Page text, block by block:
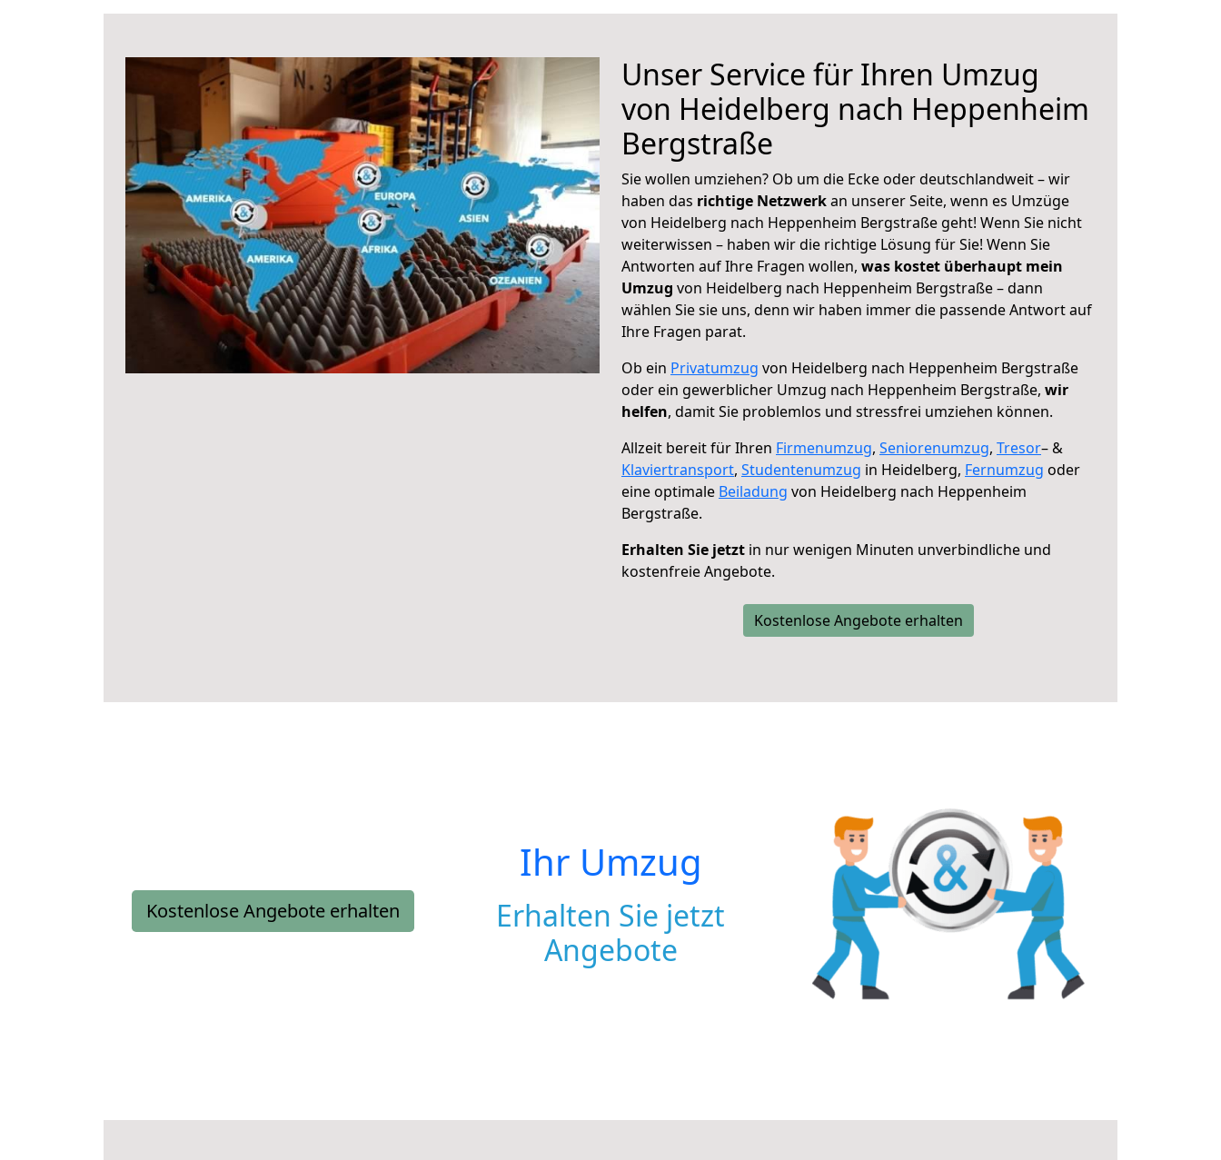
Unser Service für Ihren Umzug
von Heidelberg nach Heppenheim
Bergstraße
Sie wollen umziehen? Ob um die Ecke oder deutschlandweit – wir
haben das richtige Netzwerkan unserer Seite, wenn es Umzüge
von Heidelberg nach Heppenheim Bergstraße geht! Wenn Sie nicht
weiterwissen – haben wir die richtige Lösung für Sie! Wenn Sie
Antworten auf Ihre Fragen wollen, was kostet überhaupt mein
Umzug von Heidelberg nach Heppenheim Bergstraße – dann
wählen Sie sie uns, denn wir haben immer die passende Antwort auf
Ihre Fragen parat.
Ob ein Privatumzug von Heidelberg nach Heppenheim Bergstraße
oder ein gewerblicher Umzug nach Heppenheim Bergstraße, wir
helfen, damit Sie problemlos und stressfrei umziehen können.
Allzeit bereit für Ihren Firmenumzug, Seniorenumzug, Tresor– &
Klaviertransport, Studentenumzug in Heidelberg, Fernumzug oder
eine optimale Beiladung von Heidelberg nach Heppenheim
Bergstraße.
Erhalten Sie jetzt in nur wenigen Minuten unverbindliche und
kostenfreie Angebote.
Kostenlose Angebote erhalten
Kostenlose Angebote erhalten
Ihr Umzug
Erhalten Sie jetzt
Angebote